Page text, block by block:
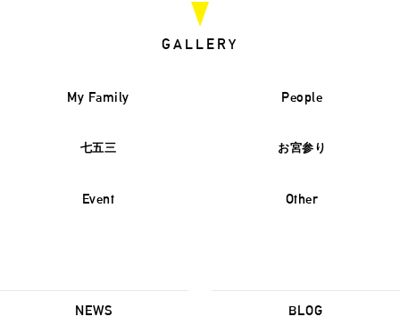
GALLERY
My Family People
七五三 お宮参り
Event Other
NEWS BLOG